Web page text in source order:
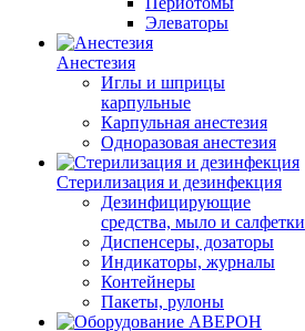
Элеваторы
Анестезия
Иглы и шприцы
карпульные
Карпульная анестезия
Одноразовая анестезия
Стерилизация и дезинфекция
Дезинфицирующие
средства, мыло и салфетки
Диспенсеры, дозаторы
Индикаторы, журналы
Контейнеры
Пакеты, рулоны